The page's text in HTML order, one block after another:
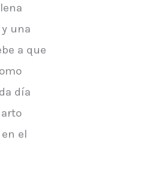
una
a que
día
el